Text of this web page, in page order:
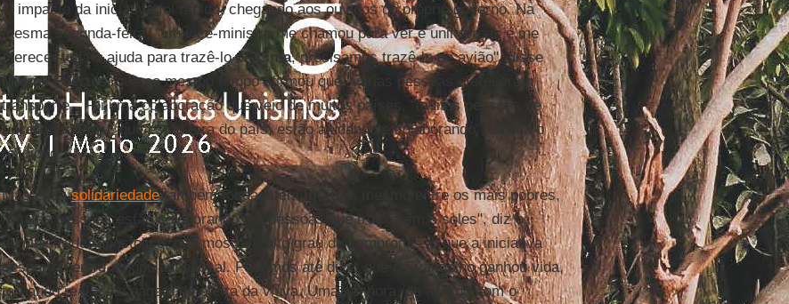
O impacto da iniciativa foi rápido, chegando aos ouvidos do próprio governo. Na
mesma segunda-feira, "um vice-ministro me chamou para ver e unir forças e me
oferecer toda a ajuda para trazê-lo de Lima, precisamos trazê-lo de avião", disse
Miguel Fuertes, que ao mesmo tempo afirmou que "várias pessoas ofereceram
transporte”. Foi uma colaboração que veio de muitos países, "muitas pessoas de
Loreto, doPeru, que estão fora do país, estão ajudando e colaborando", afirma o
religioso.
Mas essasolidariedadetambém foi dada em Iquitos
, mesmo entre os mais pobres,
"muitas pessoas estão colaborando, há pessoas que trouxeram 5 soles", diz o
administrador apostólico, que mostra o alto grau de compromisso que a iniciativa
despertou entre a população local. Podemos até dizer que o Evangelho ganhou vida,
tornando real a passagem da oferta da viúva. Uma senhora, de acordo com o